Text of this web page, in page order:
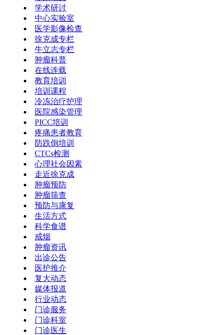
学术研讨
中心实验室
医学影像检查
徐克成专栏
牛立志专栏
肿瘤科普
在线连载
教育培训
培训课程
冷冻治疗护理
医院感染管理
PICC培训
疼痛患者教育
防跌倒培训
CTCs检测
心理社会因素
走近徐克成
肿瘤预防
肿瘤筛查
预防与康复
生活方式
科学食谱
戒烟
肿瘤资讯
出诊公告
医护推介
复大动态
媒体报道
行业动态
门诊服务
门诊科室
门诊医生